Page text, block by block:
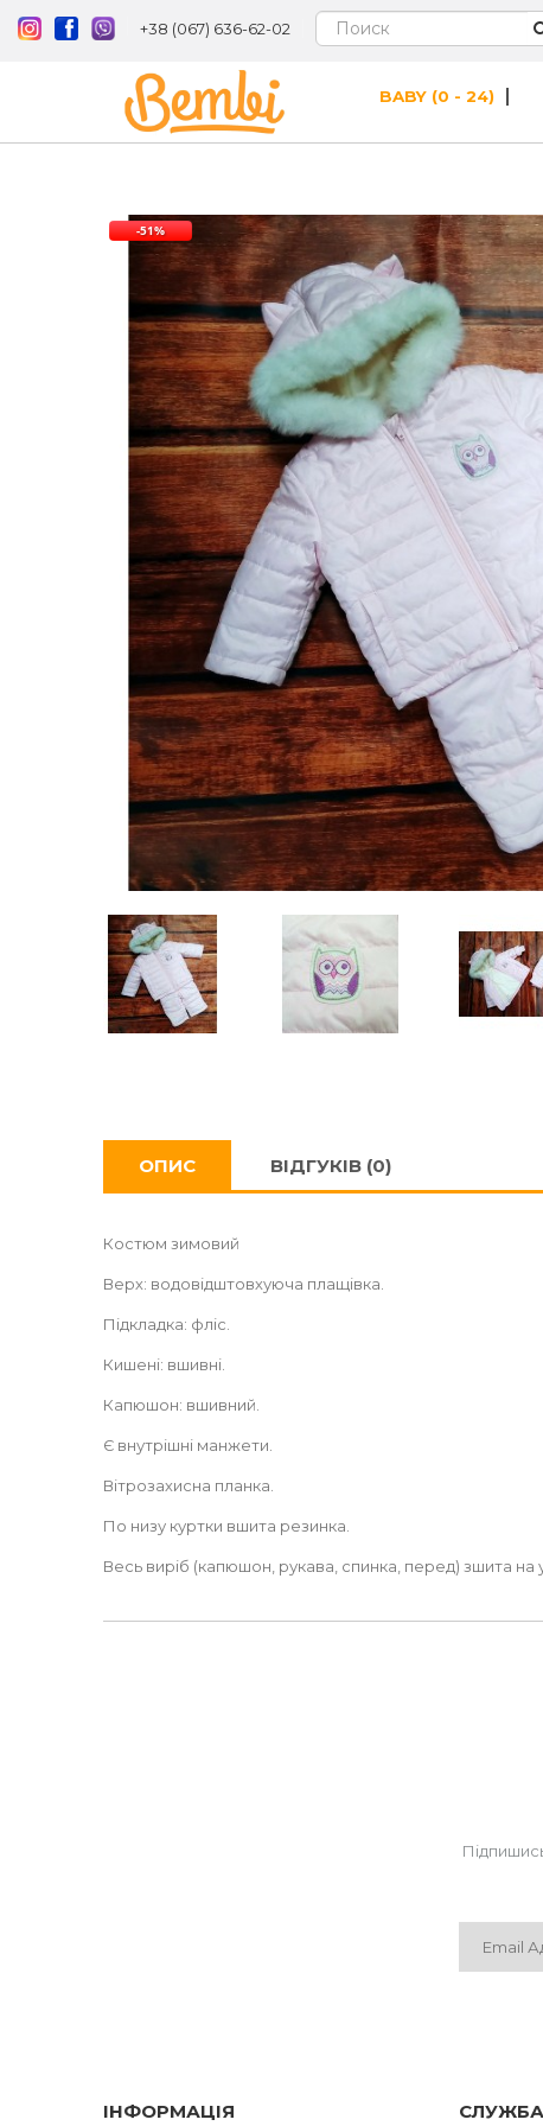
+38 (067) 636-62-02
BABY (0 - 24)
-51%
ОПИС ВІДГУКІВ (0)
Костюм зимовий
Верх: водовідштовхуюча плащівка.
Підкладка: фліс.
Кишені: вшивні.
Капюшон: вшивний.
Є внутрішні манжети.
Вітрозахисна планка.
По низу куртки вшита резинка.
Весь виріб (капюшон, рукава, спинка, перед) зшита
ІНФОРМАЦІЯ